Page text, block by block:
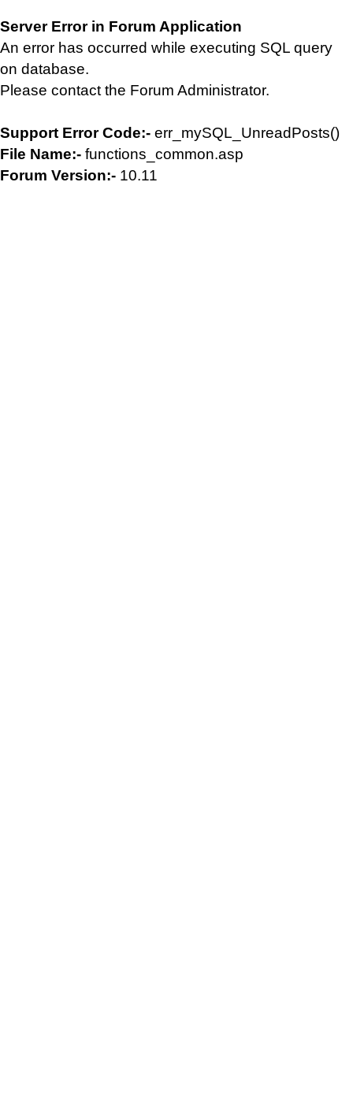
Server Error in Forum Application
An error has occurred while executing SQL query
on database.
Please contact the Forum Administrator.
Support Error Code:- err_mySQL_UnreadPosts()
File Name:- functions_common.asp
Forum Version:- 10.11